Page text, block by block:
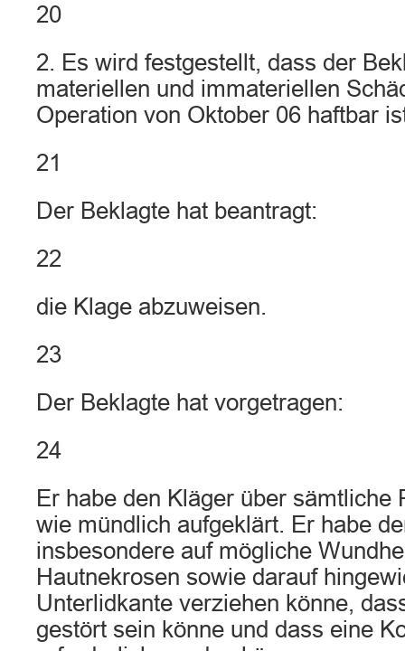
20
2. Es wird festgestellt, dass der
materiellen und immateriellen
Operation von Oktober 06 haftbar
21
Der Beklagte hat beantragt:
22
die Klage abzuweisen.
23
Der Beklagte hat vorgetragen:
24
Er habe den Kläger über sämtliche
wie mündlich aufgeklärt. Er habe
insbesondere auf mögliche
Hautnekrosen sowie darauf
Unterlidkante verziehen könne,
gestört sein könne und dass eine